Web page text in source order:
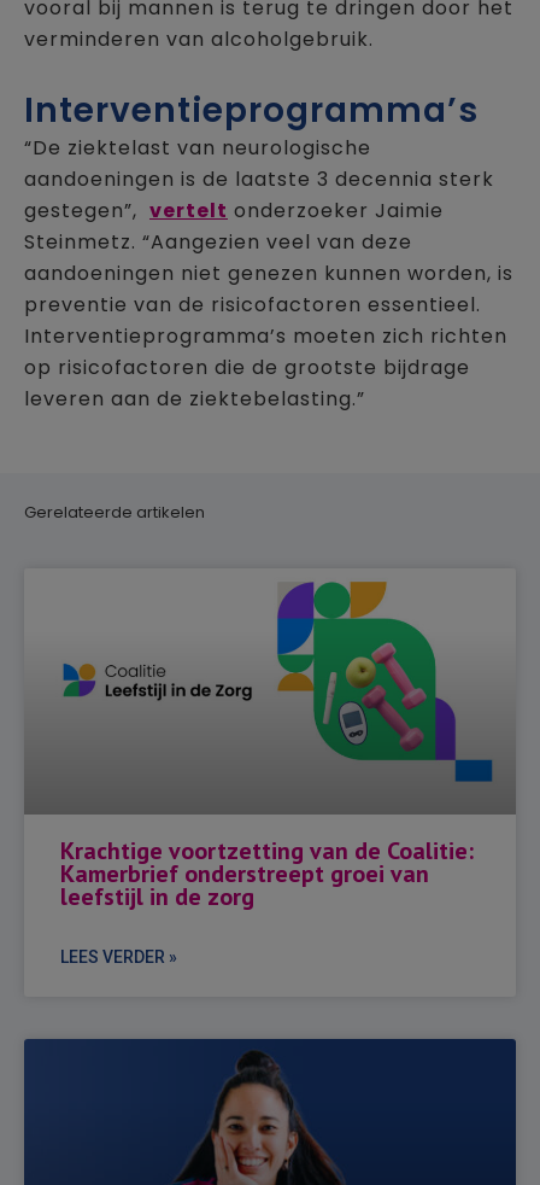
vooral bij mannen is terug te dringen door het
verminderen van alcoholgebruik.
Interventieprogramma’s
“De ziektelast van neurologische
aandoeningen is de laatste 3 decennia sterk
gestegen”, vertelt onderzoeker Jaimie
Steinmetz. “Aangezien veel van deze
aandoeningen niet genezen kunnen worden, is
preventie van de risicofactoren essentieel.
Interventieprogramma’s moeten zich richten
op risicofactoren die de grootste bijdrage
leveren aan de ziektebelasting.”
Gerelateerde artikelen
Krachtige voortzetting van de Coalitie:
Kamerbrief onderstreept groei van
leefstijl in de zorg
LEES VERDER »